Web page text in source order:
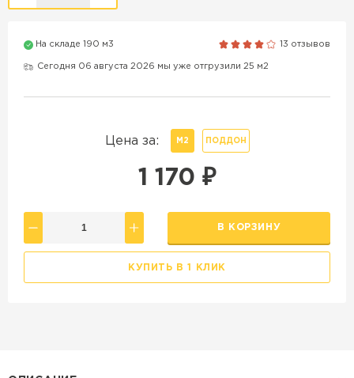
На складе 190 м3 13 отзывов
Сегодня 06 августа 2026 мы уже отгрузили 25 м2
Цена за: М2 ПОДДОН
1 170 ₽
В КОРЗИНУ
КУПИТЬ В 1 КЛИК
ПОКАЗАТЬ БОЛЬШЕ
ВСЕ ПРОИЗВОДИТЕЛИ